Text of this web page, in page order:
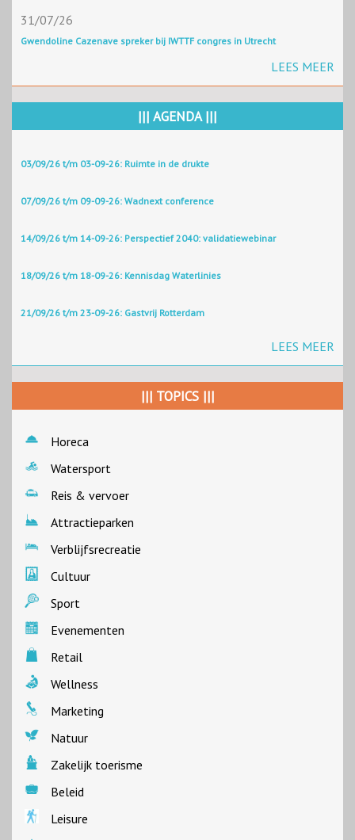
31/07/26
Gwendoline Cazenave spreker bij IWTTF congres in Utrecht
LEES MEER
||| AGENDA |||
03/09/26 t/m 03-09-26: Ruimte in de drukte
07/09/26 t/m 09-09-26: Wadnext conference
14/09/26 t/m 14-09-26: Perspectief 2040: validatiewebinar
18/09/26 t/m 18-09-26: Kennisdag Waterlinies
21/09/26 t/m 23-09-26: Gastvrij Rotterdam
LEES MEER
||| TOPICS |||
Horeca
Watersport
Reis & vervoer
Attractieparken
Verblijfsrecreatie
Cultuur
Sport
Evenementen
Retail
Wellness
Marketing
Natuur
Zakelijk toerisme
Beleid
Leisure